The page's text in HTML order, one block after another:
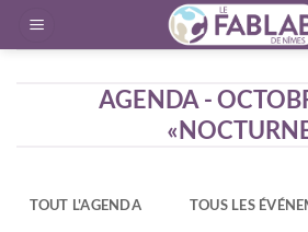
AGENDA -
TOUT L'AGENDA TOUS LES